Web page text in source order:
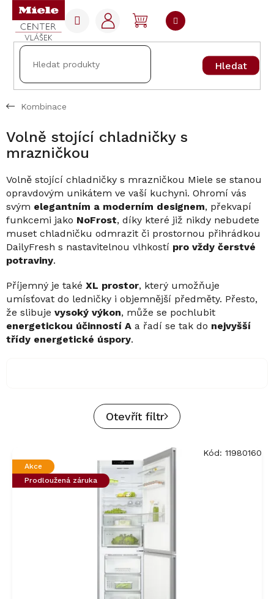
Přejít
obsah
Hledat
NÁKUPNÍ
KOŠÍK
Kombinace
Volně stojící chladničky s
mrazničkou
Volně stojící chladničky s mrazničkou Miele se stanou
opravdovým unikátem ve vaší kuchyni. Ohromí vás
svým elegantním a moderním designem, překvapí
funkcemi jako NoFrost, díky které již nikdy nebudete
muset chladničku odmrazit či prostornou přihrádkou
DailyFresh s nastavitelnou vlhkostí pro vždy čerstvé
potraviny.
Příjemný je také XL prostor, který umožňuje
umísťovat do ledničky i objemnější předměty. Přesto,
že slibuje vysoký výkon, může se pochlubit
energetickou účinností A a řadí se tak do nejvyšší
třídy energetické úspory.
Otevřít filtr
p
Akce
Prodloužená záruka
Kód: 11980160